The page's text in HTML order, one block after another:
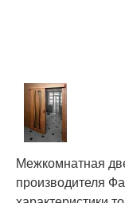
Межкомнатная
производителя